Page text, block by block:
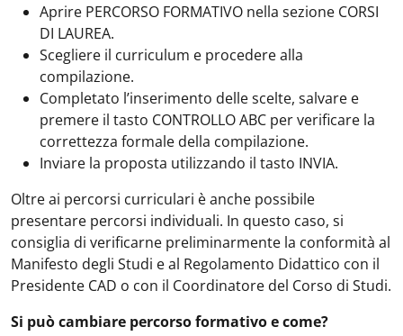
Aprire PERCORSO FORMATIVO nella sezione CORSI
DI LAUREA.
Scegliere il curriculum e procedere alla
compilazione.
Completato l’inserimento delle scelte, salvare e
premere il tasto CONTROLLO ABC per verificare la
correttezza formale della compilazione.
Inviare la proposta utilizzando il tasto INVIA.
Oltre ai percorsi curriculari è anche possibile
presentare percorsi individuali. In questo caso, si
consiglia di verificarne preliminarmente la conformità al
Manifesto degli Studi e al Regolamento Didattico con il
Presidente CAD o con il Coordinatore del Corso di Studi.
Si può cambiare percorso formativo e come?